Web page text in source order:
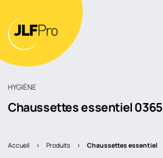
HYGIÈNE
Chaussettes essentiel0365
Accueil > Produits > chaussettes essentiel